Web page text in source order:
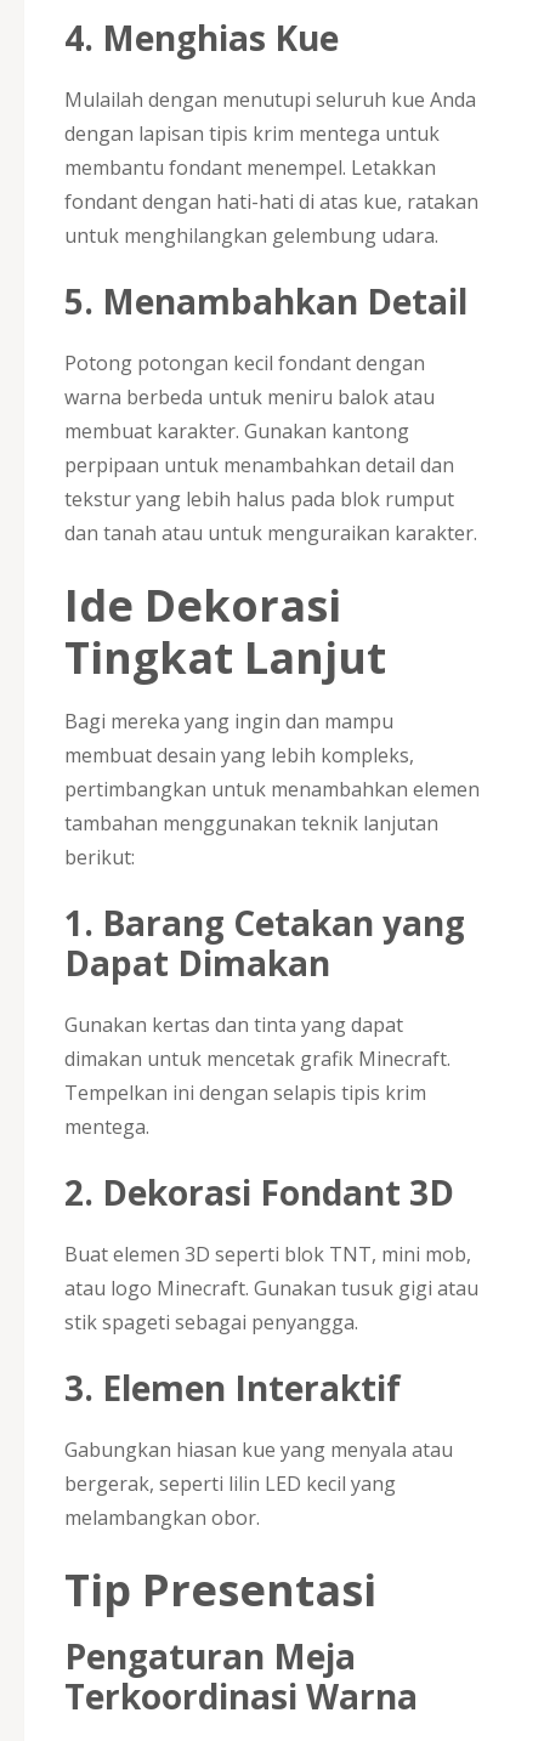
4. Menghias Kue
Mulailah dengan menutupi seluruh kue Anda
dengan lapisan tipis krim mentega untuk
membantu fondant menempel. Letakkan
fondant dengan hati-hati di atas kue, ratakan
untuk menghilangkan gelembung udara.
5. Menambahkan Detail
Potong potongan kecil fondant dengan
warna berbeda untuk meniru balok atau
membuat karakter. Gunakan kantong
perpipaan untuk menambahkan detail dan
tekstur yang lebih halus pada blok rumput
dan tanah atau untuk menguraikan karakter.
Ide Dekorasi
Tingkat Lanjut
Bagi mereka yang ingin dan mampu
membuat desain yang lebih kompleks,
pertimbangkan untuk menambahkan elemen
tambahan menggunakan teknik lanjutan
berikut:
1. Barang Cetakan yang
Dapat Dimakan
Gunakan kertas dan tinta yang dapat
dimakan untuk mencetak grafik Minecraft.
Tempelkan ini dengan selapis tipis krim
mentega.
2. Dekorasi Fondant 3D
Buat elemen 3D seperti blok TNT, mini mob,
atau logo Minecraft. Gunakan tusuk gigi atau
stik spageti sebagai penyangga.
3. Elemen Interaktif
Gabungkan hiasan kue yang menyala atau
bergerak, seperti lilin LED kecil yang
melambangkan obor.
Tip Presentasi
Pengaturan Meja
Terkoordinasi Warna